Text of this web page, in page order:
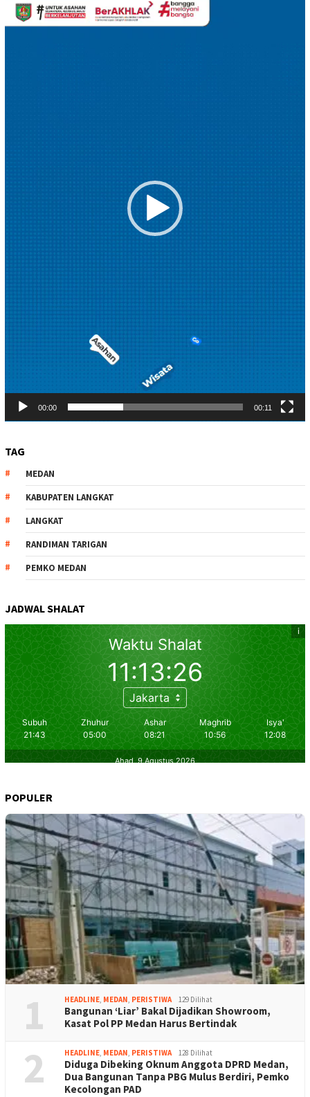
Video
00:00 00:11
TAG
MEDAN
KABUPATEN LANGKAT
LANGKAT
RANDIMAN TARIGAN
PEMKO MEDAN
JADWAL SHALAT
POPULER
1 HEADLINE, MEDAN, PERISTIWA 129 Dilihat
Bangunan ‘Liar’ Bakal Dijadikan Showroom,
Kasat Pol PP Medan Harus Bertindak
2 HEADLINE, MEDAN, PERISTIWA 128 Dilihat
Diduga Dibeking Oknum Anggota DPRD Medan,
Dua Bangunan Tanpa PBG Mulus Berdiri, Pemko
Kecolongan PAD